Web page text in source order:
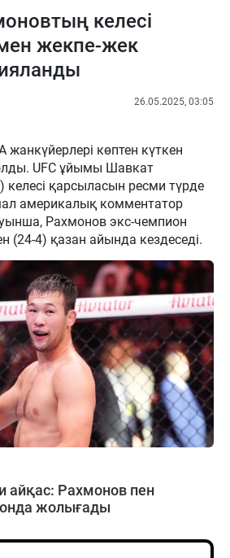
келесі
жекпе-жек
26.05.2025, 03:05
көптен күткен
UFC ұйымы Шавкат
қарсыласын ресми түрде
америкалық комментатор
Рахмонов экс-чемпион
(24-4) қазан айында кездеседі.
айқас: Рахмонов пен
жолығады